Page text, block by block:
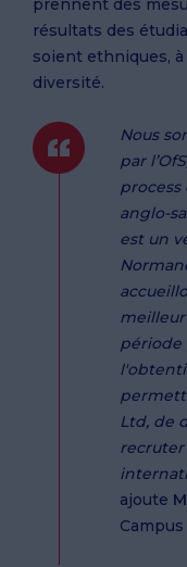
prennent des
résultats des
soient ethniques,
diversité.
Nous
par
process
anglo-
est un
période
Ltd, de
ajoute
Campus